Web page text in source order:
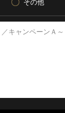
その他